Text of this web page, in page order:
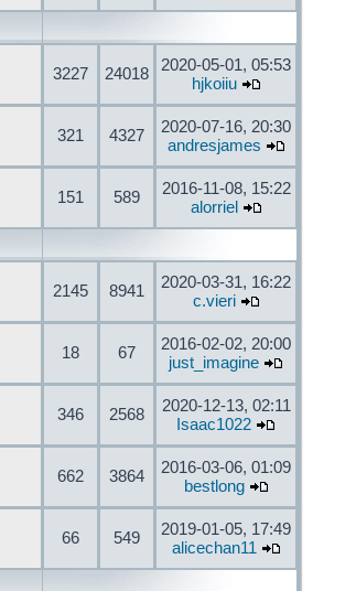
3227 24018
2020-05-01, 05:53
hjkoiiu
321 4327
2020-07-16, 20:30
andresjames
151 589
2016-11-08, 15:22
alorriel
2145 8941
2020-03-31, 16:22
c.vieri
18 67
2016-02-02, 20:00
just_imagine
346 2568
2020-12-13, 02:11
Isaac1022
662 3864
2016-03-06, 01:09
bestlong
66 549
2019-01-05, 17:49
alicechan11